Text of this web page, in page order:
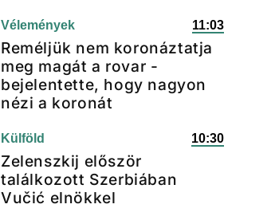
Vélemények 11:03
Reméljük nem koronáztatja
meg magát a rovar -
bejelentette, hogy nagyon
nézi a koronát
Külföld 10:30
Zelenszkij először
találkozott Szerbiában
Vučić elnökkel